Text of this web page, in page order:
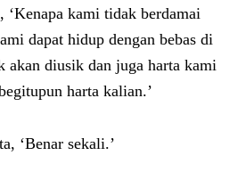
‘Kenapa kami tidak berdamai
dapat hidup dengan bebas di
akan diusik dan juga harta kami
harta kalian.’
‘Benar sekali.’